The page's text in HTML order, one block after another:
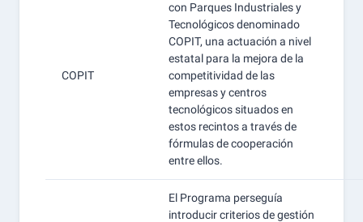
COPIT
con Parques Industriales y
Tecnológicos denominado
COPIT, una actuación a nivel
estatal para la mejora de la
competitividad de las
empresas y centros
tecnológicos situados en
estos recintos a través de
fórmulas de cooperación
entre ellos.
El Programa perseguía
introducir criterios de gestión